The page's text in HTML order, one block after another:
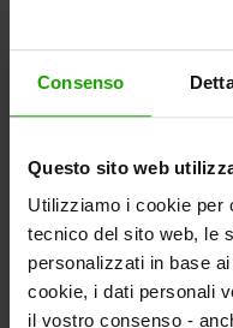
Consenso
Questo sito web
Utilizziamo i cookie per
tecnico del sito web, le
personalizzati in base
cookie, i dati personali
il vostro consenso -